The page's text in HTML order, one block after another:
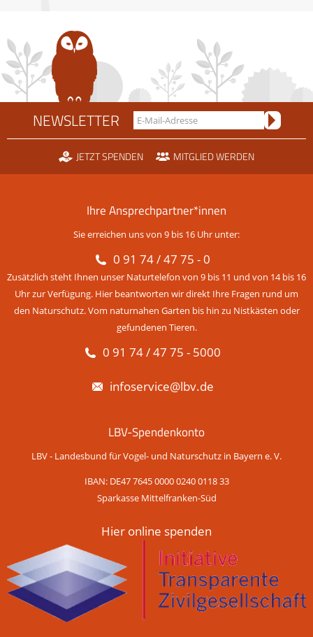
NEWSLETTER
JETZT SPENDEN MITGLIED WERDEN
Ihre Ansprechpartner*innen
Sie erreichen uns von 9 bis 16 Uhr unter:
0 91 74 / 47 75 - 0
Zusätzlich steht Ihnen unser Naturtelefon von 9 bis 11 und von 14 bis 16
Uhr zur Verfügung. Hier beantworten wir direkt Ihre Fragen rund um
den Naturschutz. Vom naturnahen Garten bis hin zu Nistkästen oder
gefundenen Tieren.
0 91 74 / 47 75 - 5000
infoservice@lbv.de
LBV-Spendenkonto
LBV - Landesbund für Vogel- und Naturschutz in Bayern e. V.
IBAN: DE47 7645 0000 0240 0118 33
Sparkasse Mittelfranken-Süd
Hier online spenden